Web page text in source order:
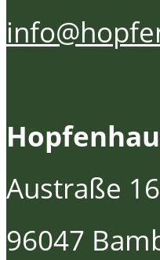
Austraße 16
96047